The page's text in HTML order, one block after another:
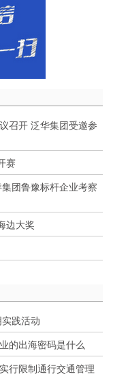
召开 泛华集团受邀参
赛
团鲁豫标杆企业考察
边大奖
践活动
的出海密码是什么
行限制通行交通管理